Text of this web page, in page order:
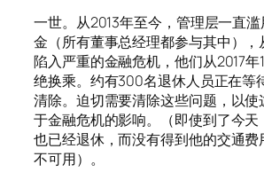
一世。从2013年至今，管理层一直
金（所有董事总经理都参与其中）
陷入严重的金融危机，他们从2017年
绝换乘。约有300名退休人员正在等
清除。迫切需要清除这些问题，以
于金融危机的影响。（即使到了今
也已经退休，而没有得到他的交通
不可用）。